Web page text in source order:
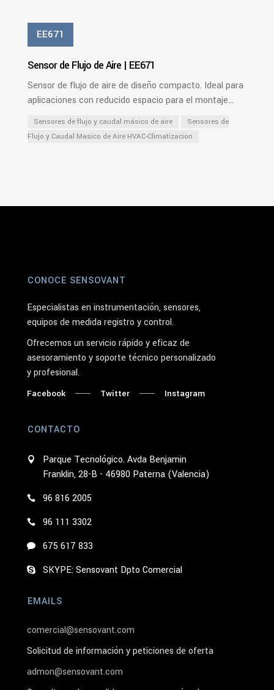
EE671
Sensor de Flujo de Aire | EE671
Sensor de flujo de aire de diseño compacto. Ideal para
aplicaciones con reducido espacio para el montaje...
Sensores de flujo y caudal másico de aire
Sensores de
Flujo y Caudal Masico de Aire HVAC-Climatizacion
CONOCE SENSOVANT
Especialistas en instrumentación, sensores,
equipos de medida registro y control.
Ofrecemos un servicio rápido y eficaz de
asesoramiento y soporte técnico personalizado
y profesional.
Facebook Twitter Instagram
CONTACTO
Parque Tecnológico. Avda Benjamin
Franklin, 28-B - 46980 Paterna (Valencia)
96 816 2005
96 111 3302
675 617 833
SKYPE: Sensovant Dpto Comercial
EMAILS
comercial@sensovant.com
Solicitud de información y peticiones de oferta
admon@sensovant.com